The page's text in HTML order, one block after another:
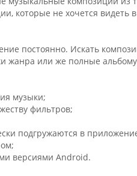
которые не хочется
постоянно. Искать
жанра или же полные
музыки;
фильтров;
подгружаются в
версиями Android.